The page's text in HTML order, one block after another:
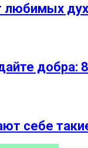
любимых
добра:
себе